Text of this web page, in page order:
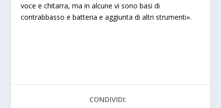
voce e chitarra, ma in alcune vi sono basi di
contrabbasso e batteria e aggiunta di altri strumenti».
CONDIVIDI: